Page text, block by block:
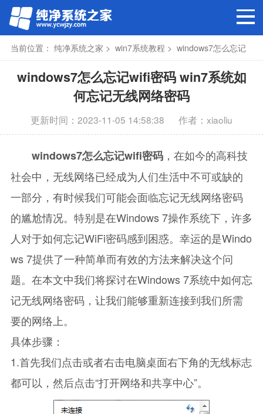
当前位置： 纯净系统之家 > win7系统教程 > windows7怎么忘记
wifi密码
windows7怎么忘记wifi密码 win7系统如
何忘记无线网络密码
更新时间：2023-11-05 14:58:38 作者：xiaoliu
windows7怎么忘记wifi密码，在如今的高科技
社会中，无线网络已经成为人们生活中不可或缺的
一部分，有时候我们可能会面临忘记无线网络密码
的尴尬情况。特别是在Windows 7操作系统下，许多
人对于如何忘记WiFi密码感到困惑。幸运的是Windo
ws 7提供了一种简单而有效的方法来解决这个问
题。在本文中我们将探讨在Windows 7系统中如何忘
记无线网络密码，让我们能够重新连接到我们所需
要的网络上。
具体步骤：
1.首先我们点击或者右击电脑桌面右下角的无线标志
都可以，然后点击“打开网络和共享中心”。